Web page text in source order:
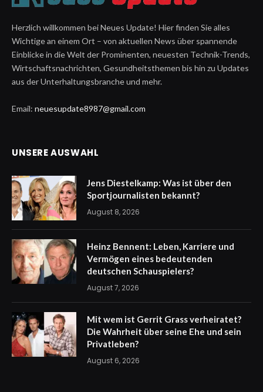
Herzlich willkommen bei Neues Update! Hier finden Sie alles
Wichtige an einem Ort – von aktuellen News über spannende
Einblicke in die Welt der Prominenten, neuesten Technik-Trends,
Wirtschaftsnachrichten, Gesundheitsthemen bis hin zu Updates
aus der Unterhaltungsbranche und mehr.
Email: neuesupdate8987@gmail.com
UNSERE AUSWAHL
Jens Diestelkamp: Was ist über den
Sportjournalisten bekannt?
August 8, 2026
Heinz Bennent: Leben, Karriere und
Vermögen eines bedeutenden
deutschen Schauspielers?
August 7, 2026
Mit wem ist Gerrit Grass verheiratet?
Die Wahrheit über seine Ehe und sein
Privatleben?
August 6, 2026